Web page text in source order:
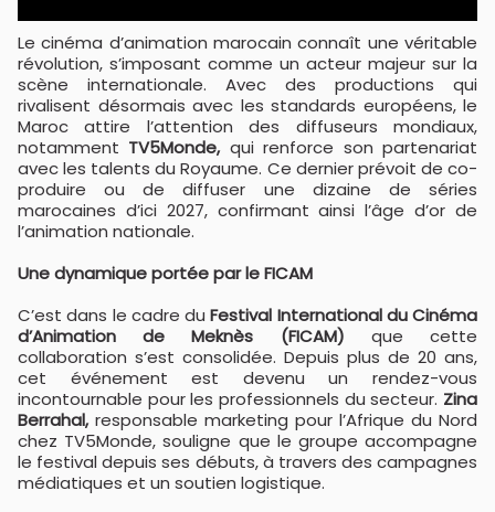
Le cinéma d’animation marocain connaît une véritable
révolution, s’imposant comme un acteur majeur sur la
scène internationale. Avec des productions qui
rivalisent désormais avec les standards européens, le
Maroc attire l’attention des diffuseurs mondiaux,
notamment TV5Monde, qui renforce son partenariat
avec les talents du Royaume. Ce dernier prévoit de co-
produire ou de diffuser une dizaine de séries
marocaines d’ici 2027, confirmant ainsi l’âge d’or de
l’animation nationale.
Une dynamique portée par le FICAM
C’est dans le cadre du Festival International du Cinéma
d’Animation de Meknès (FICAM) que cette
collaboration s’est consolidée. Depuis plus de 20 ans,
cet événement est devenu un rendez-vous
incontournable pour les professionnels du secteur. Zina
Berrahal,responsable marketing pour l’Afrique du Nord
chez TV5Monde, souligne que le groupe accompagne
le festival depuis ses débuts, à travers des campagnes
médiatiques et un soutien logistique.